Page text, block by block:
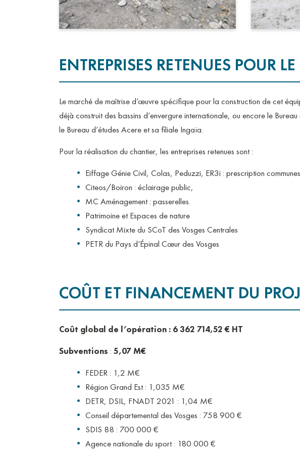
ENTREPRISES RETENUES POUR
Le marché de maîtrise d’œuvre spécifique pour la construction de cet
déjà construit des bassins d’envergure internationale, ou encore le
le Bureau d’études Acere et sa filiale Ingaïa.
Pour la réalisation du chantier, les entreprises retenues sont :
Eiffage Génie Civil, Colas, Peduzzi, ER3i : prescription
Citeos/Boiron : éclairage public,
MC Aménagement : passerelles.
Patrimoine et Espaces de nature
Syndicat Mixte du SCoT des Vosges Centrales
PETR du Pays d’Épinal Cœur des Vosges
COÛT ET FINANCEMENT DU
Coût global de l’opération : 6 362 714,52 € HT
Subventions : 5,07 M€
FEDER : 1,2 M€
Région Grand Est : 1,035 M€
DETR, DSIL, FNADT 2021 : 1,04 M€
Conseil départemental des Vosges : 758 900 €
SDIS 88 : 700 000 €
Agence nationale du sport : 180 000 €